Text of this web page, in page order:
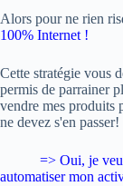
Alors pour ne rien
100% Internet !
Cette stratégie vous
permis de parrainer
vendre mes produits
ne devez s'en passer!
=> Oui, je
automatiser mon